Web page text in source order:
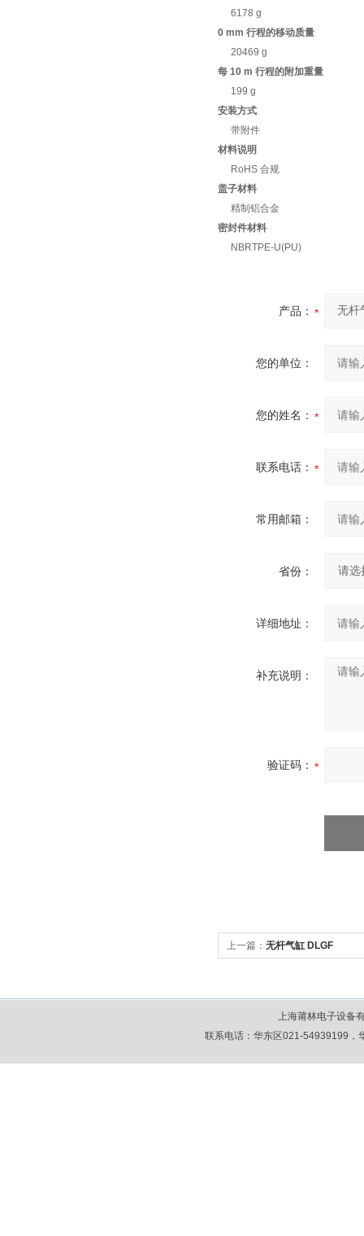
6178 g
0 mm 行程的移动质量
20469 g
每 10 m 行程的附加重量
199 g
安装方式
带附件
材料说明
RoHS 合规
盖子材料
精制铝合金
密封件材料
NBRTPE-U(PU)
产品：
您的单位：
您的姓名：
联系电话：
常用邮箱：
省份：
详细地址：
补充说明：
验证码：
上一篇： 无杆气缸 DLGF
上海莆林电子设
联系电话：华东区021-54939199